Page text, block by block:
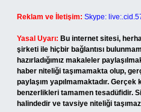
Reklam ve İletişim: Skype:
Yasal Uyarı: Bu internet sitesi,
şirketi ile hiçbir bağlantısı
hazırladığımız makaleler
haber niteliği taşımamakta olup,
paylaşım yapılmamaktadır.
benzerlikleri tamamen tesadüfidir.
halindedir ve tavsiye niteliği